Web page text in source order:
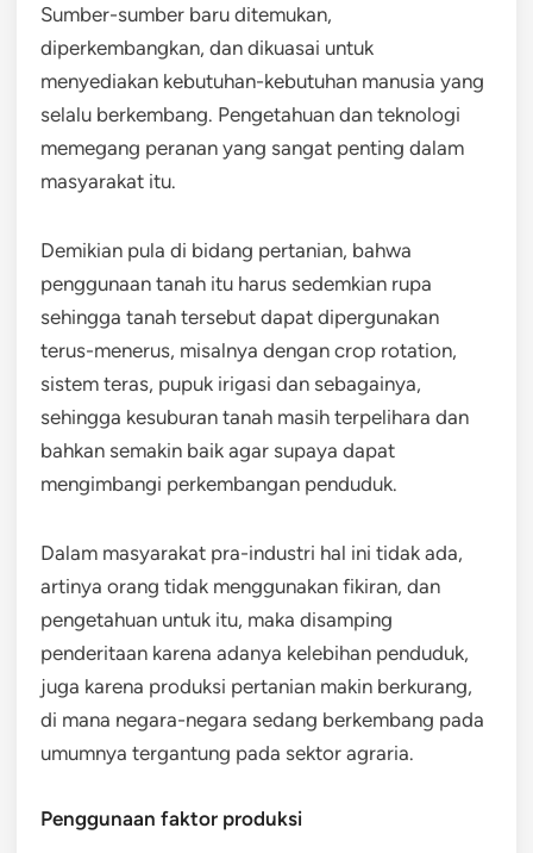
Sumber-sumber baru ditemukan,
diperkembangkan, dan dikuasai untuk
menyediakan kebutuhan-kebutuhan manusia yang
selalu berkembang. Pengetahuan dan teknologi
memegang peranan yang sangat penting dalam
masyarakat itu.
Demikian pula di bidang pertanian, bahwa
penggunaan tanah itu harus sedemkian rupa
sehingga tanah tersebut dapat dipergunakan
terus-menerus, misalnya dengan crop rotation,
sistem teras, pupuk irigasi dan sebagainya,
sehingga kesuburan tanah masih terpelihara dan
bahkan semakin baik agar supaya dapat
mengimbangi perkembangan penduduk.
Dalam masyarakat pra-industri hal ini tidak ada,
artinya orang tidak menggunakan fikiran, dan
pengetahuan untuk itu, maka disamping
penderitaan karena adanya kelebihan penduduk,
juga karena produksi pertanian makin berkurang,
di mana negara-negara sedang berkembang pada
umumnya tergantung pada sektor agraria.
Penggunaan faktor produksi